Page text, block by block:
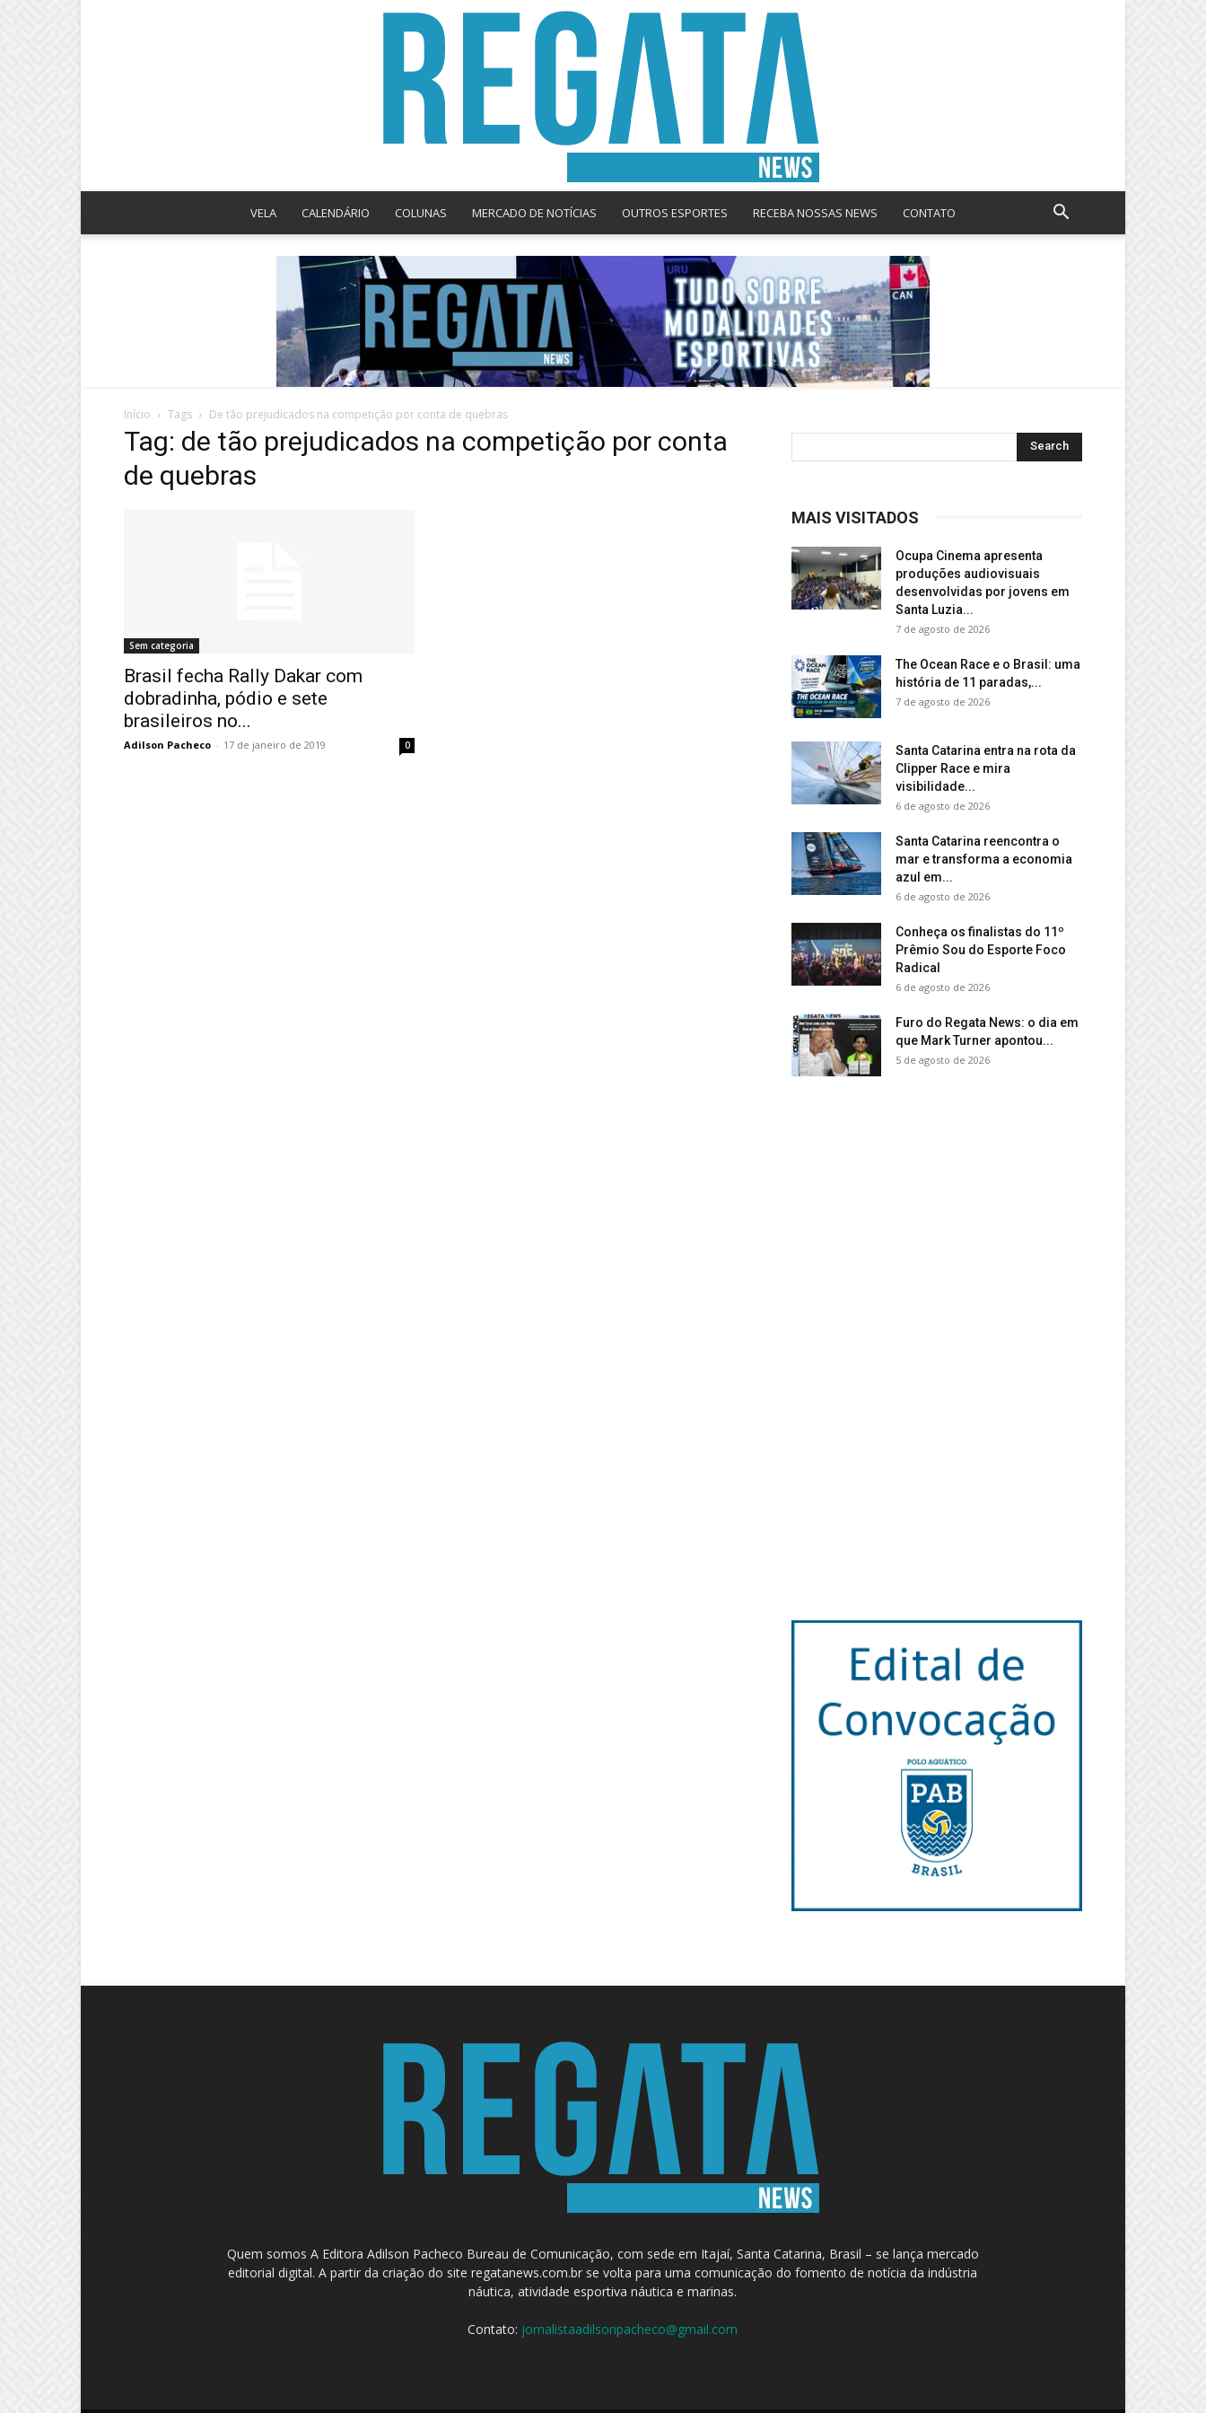
News
VELA CALENDÁRIO COLUNAS MERCADO DE NOTÍCIAS OUTROS ESPORTES RECEBA NOSSAS NEWS CONTATO
Início Tags De tão prejudicados na competição por conta de quebras
Tag: de tão prejudicados na competição por conta
de quebras
Sem categoria
Brasil fecha Rally Dakar com
dobradinha, pódio e sete
brasileiros no...
Adilson Pacheco - 17 de janeiro de 2019 0
MAIS VISITADOS
Ocupa Cinema apresenta
produções audiovisuais
desenvolvidas por jovens em
Santa Luzia...
7 de agosto de 2026
The Ocean Race e o Brasil: uma
história de 11 paradas,...
7 de agosto de 2026
Santa Catarina entra na rota da
Clipper Race e mira
visibilidade...
6 de agosto de 2026
Santa Catarina reencontra o
mar e transforma a economia
azul em...
6 de agosto de 2026
Conheça os finalistas do 11º
Prêmio Sou do Esporte Foco
Radical
6 de agosto de 2026
Furo do Regata News: o dia em
que Mark Turner apontou...
5 de agosto de 2026
Quem somos A Editora Adilson Pacheco Bureau de Comunicação, com sede em Itajaí, Santa Catarina, Brasil – se lança mercado
editorial digital. A partir da criação do site regatanews.com.br se volta para uma comunicação do fomento de notícia da indústria
náutica, atividade esportiva náutica e marinas.
Contato: jornalistaadilsonpacheco@gmail.com